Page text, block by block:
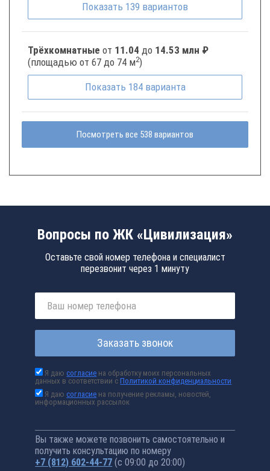
Показать 139 вариантов
Трёхкомнатные от 11.04 до 14.53 млн ₽
(площадью от 67 до 74 м2)
Показать 184 варианта
Посмотреть все 538 вариантов
Вопросы по ЖК «Цивилизация»
Оставьте свой номер телефона и специалист
перезвонит через 1 минуту
Заказать звонок
Я даюсогласие на обработку моих персональных
данных в соответствии сПолитикой конфиденциальности
Я даюсогласие на получение рекламы, новостей,
информационных рассылок
Вы также можете позвонить самостоятельно и
получить консультацию по номеру
+7 (812) 602-44-77 (с 09:00 до 20:00)